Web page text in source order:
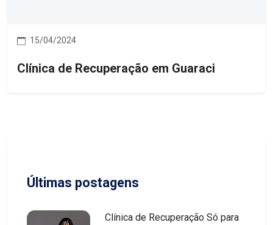
15/04/2024
Clínica de Recuperação em Guaraci
Últimas postagens
Clínica de Recuperação Só para